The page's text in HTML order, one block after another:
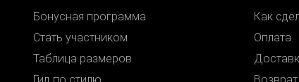
Бонусная программа
Стать участником
Таблица размеров
Как
Оплата